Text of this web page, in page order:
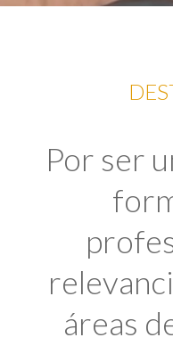
Por ser
áreas